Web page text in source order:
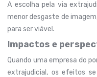
A escolha pela via
menor desgaste de
para ser viável.
Impactos e
Quando uma empresa do
extrajudicial, os efeitos